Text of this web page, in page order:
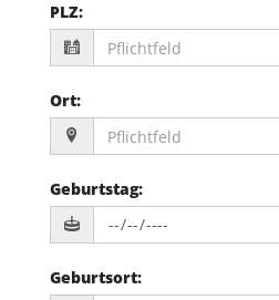
PLZ:
Ort:
Geburtstag:
Geburtsort: